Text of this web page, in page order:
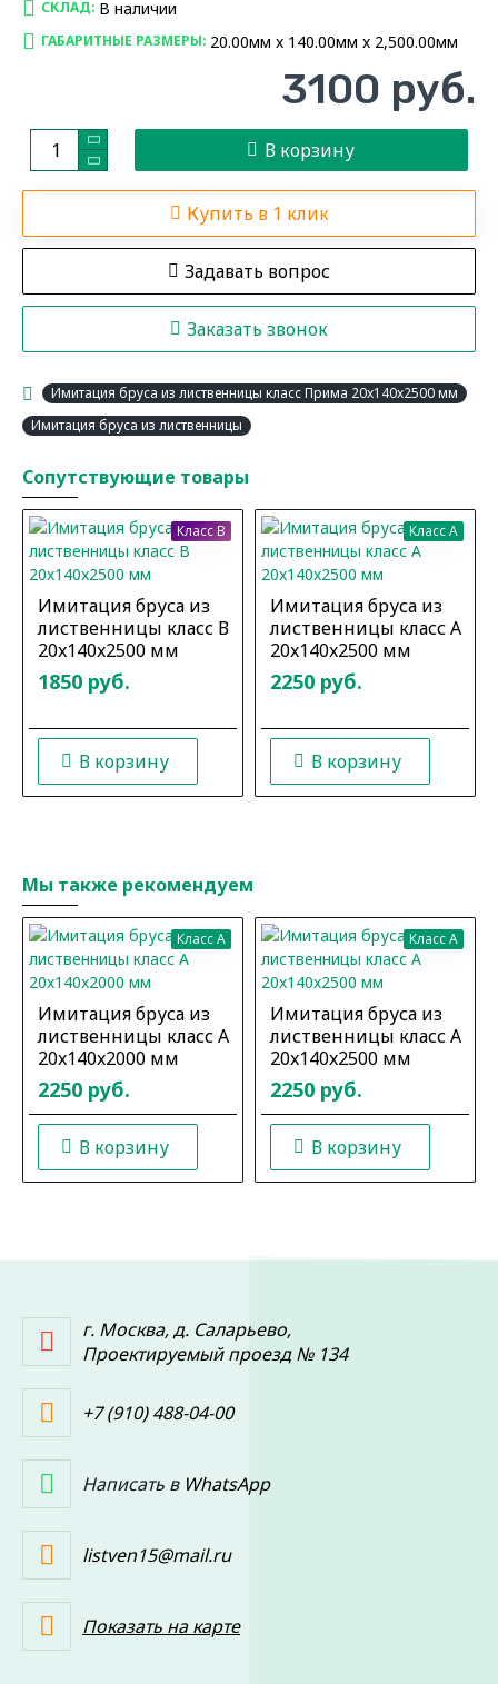
СКЛАД: В наличии
ГАБАРИТНЫЕ РАЗМЕРЫ: 20.00мм x 140.00мм x 2,500.00мм
3100 руб.
В корзину
Купить в 1 клик
Задавать вопрос
Заказать звонок
Имитация бруса из лиственницы класс Прима 20x140x2500 мм
Имитация бруса из лиственницы
Сопутствующие товары
Класс B
Имитация бруса из
лиственницы класс В
20x140x2500 мм
1850 руб.
В корзину
Класс A
Имитация бруса из
лиственницы класс А
20x140x2500 мм
2250 руб.
В корзину
Мы также рекомендуем
Класс A
Имитация бруса из
лиственницы класс А
20x140x2000 мм
2250 руб.
В корзину
Класс A
Имитация бруса из
лиственницы класс А
20x140x2500 мм
2250 руб.
В корзину
г. Москва, д. Саларьево,
Проектируемый проезд № 134
+7 (910) 488-04-00
Написать в WhatsApp
listven15@mail.ru
Показать на карте